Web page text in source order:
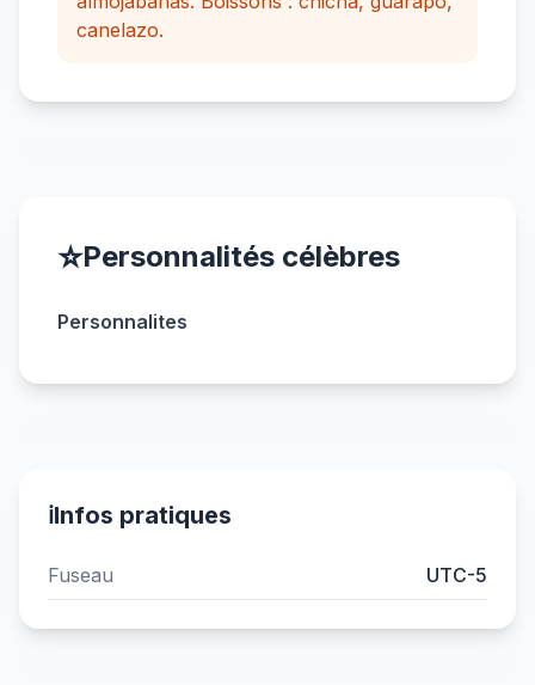
canelazo.
⭐Personnalités célèbres
Personnalites
ℹ️Infos pratiques
Fuseau UTC-5